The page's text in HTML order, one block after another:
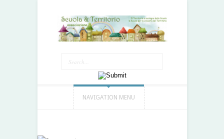
NAVIGATION MENU